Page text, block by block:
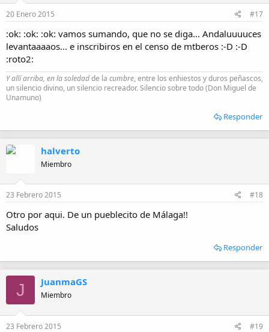
20 Enero 2015 #17
:ok: :ok: :ok: vamos sumando, que no se diga... Andaluuuuces
levantaaaaos... e inscribiros en el censo de mtberos :-D :-D
:roto2:
Y allí arriba, en la soledadde la cumbre, entre los enhiestos y duros peñascos,
un silencio divino, un silencio recreador. Silencio sobre todo (Don Miguel de
Unamuno)
Responder
halverto
Miembro
23 Febrero 2015 #18
Otro por aqui. De un pueblecito de Málaga!!
Saludos
Responder
J JuanmaGS
Miembro
23 Febrero 2015 #19